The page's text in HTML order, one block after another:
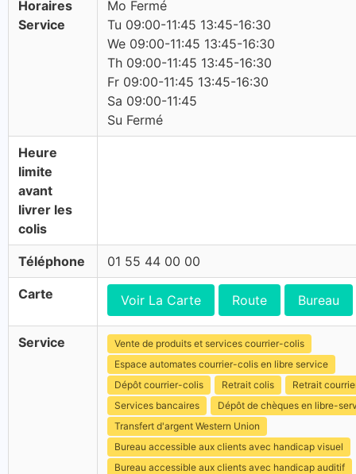
Horaires
Service
Mo Fermé
Tu 09:00-11:45 13:45-16:30
We 09:00-11:45 13:45-16:30
Th 09:00-11:45 13:45-16:30
Fr 09:00-11:45 13:45-16:30
Sa 09:00-11:45
Su Fermé
Heure
limite
avant
livrer les
colis
Téléphone 01 55 44 00 00
Carte Voir La Carte Route Bureau
Service
Vente de produits et services courrier-colis
Espace automates courrier-colis en libre service
Dépôt courrier-colis
Retrait colis
Retrait
Services bancaires
Dépôt de chèques en libre-
Transfert d'argent Western Union
Bureau accessible aux clients avec handicap visuel
Bureau accessible aux clients avec handicap auditif